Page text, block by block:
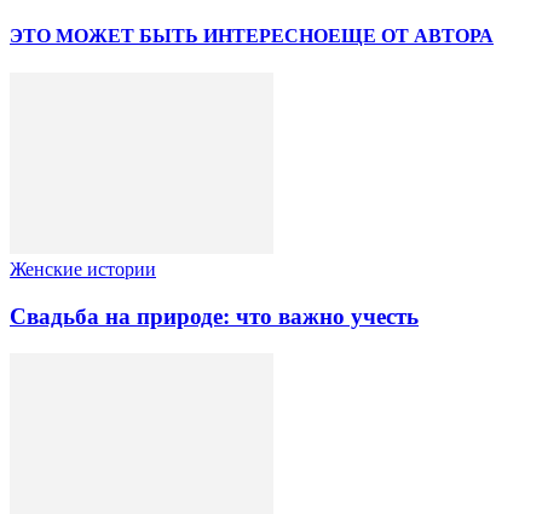
ЭТО МОЖЕТ БЫТЬ ИНТЕРЕСНОЕЩЕ ОТ АВТОРА
Женские истории
Свадьба на природе: что важно учесть